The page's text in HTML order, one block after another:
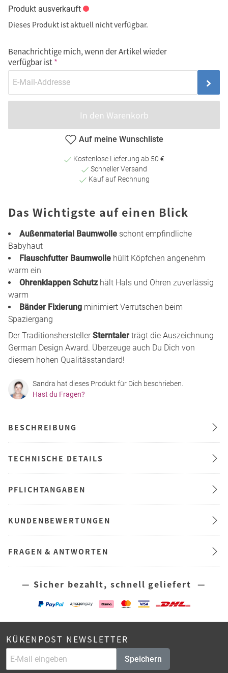
Produkt ausverkauft
Dieses Produkt ist aktuell nicht verfügbar.
Benachrichtige mich, wenn der Artikel wieder
verfügbar ist
In den Warenkorb
Auf meine Wunschliste
Kostenlose Lieferung ab 50 €
Schneller Versand
Kauf auf Rechnung
Das Wichtigste auf einen Blick
Außenmaterial Baumwolle schont empfindliche
Babyhaut
Flauschfutter Baumwolle hüllt Köpfchen angenehm
warm ein
Ohrenklappen Schutzhält Hals und Ohren zuverlässig
warm
Bänder Fixierung minimiert Verrutschen beim
Spaziergang
Der TraditionsherstellerSterntaler trägt die Auszeichnung
German Design Award. Überzeuge auch Du Dich von
diesem hohen Qualitässtandard!
Sandra hat dieses Produkt für Dich beschrieben.
Hast du Fragen?
BESCHREIBUNG
TECHNISCHE DETAILS
PFLICHTANGABEN
KUNDENBEWERTUNGEN
FRAGEN & ANTWORTEN
— Sicher bezahlt, schnell geliefert —
KÜKENPOST NEWSLETTER
Speichern